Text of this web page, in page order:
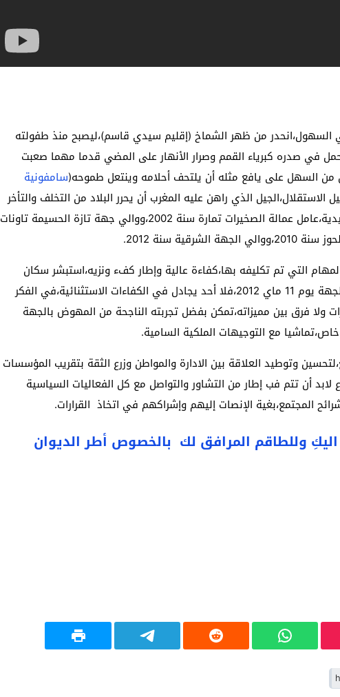
السهول،انحدر من ظهر الشماخ (إقليم سيدي قاسم)،ليصبح منذ طفولته
في صدره كبرياء القمم وصرار الأنهار على المضي قدما مهما صعبت
من السهل على يافع مثله أن يلتحف أحلامه وينتعل طموحه(سامفونية
الاستقلال،الجيل الذي راهن عليه المغرب أن يحرر البلاد من التخلف والتأخر
والانخراط في البناء والتنمية،إنه محمد مهيدية،عامل عمالة الصخيرات تمارة سنة 2002،ووالي جهة تازة الحسيمة تاونات
التي تم تكليفه بها،كفاءة عالية وإطار كفء ونزيه،استبشر سكان
الجهة الشرقية خيرا بعد تعينه على رأس الجهة يوم 11 ماي 2012،فلا أحد يجادل في الكفاءات الاستثنائية،في الفكر
ولا فرق بين مميزاته،تمكن بفضل تجربته الناجحة من المهوض بالجهة
مع التوجيهات الملكية السامية.
وتوطيد العلاقة بين الادارة والمواطن وزرع الثقة بتقريب المؤسسات
لابد أن تتم فب إطار من التشاور والتواصل مع كل الفعاليات السياسية
المجتمع،بغية الإنصات إليهم وإشراكهم في اتخاذ القرارات.
اليكِ وللطاقم المرافق لك بالخصوص أطر الديوان